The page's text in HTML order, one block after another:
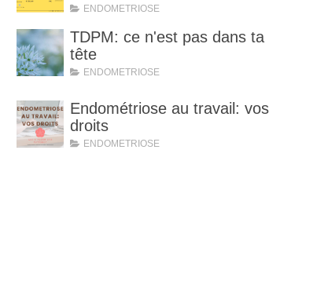
ENDOMETRIOSE
TDPM: ce n'est pas dans ta
tête
ENDOMETRIOSE
Endométriose au travail: vos
droits
ENDOMETRIOSE